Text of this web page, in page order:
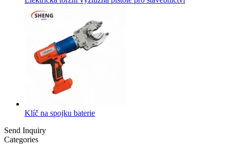
Klíč na spojku baterie
Send Inquiry
Categories